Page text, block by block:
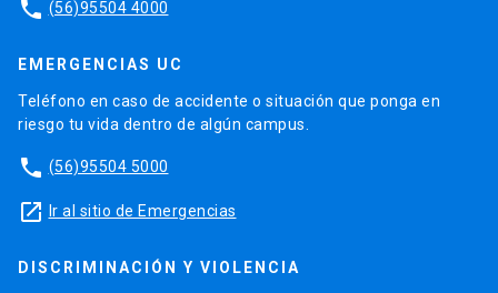
phone (56)95504 4000
EMERGENCIAS UC
Teléfono en caso de accidente o situación que ponga en
riesgo tu vida dentro de algún campus.
phone (56)95504 5000
launch Ir al sitio de Emergencias
DISCRIMINACIÓN Y VIOLENCIA